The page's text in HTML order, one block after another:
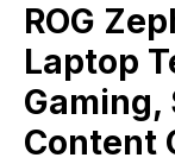
ROG
Laptop
Gaming,
Content